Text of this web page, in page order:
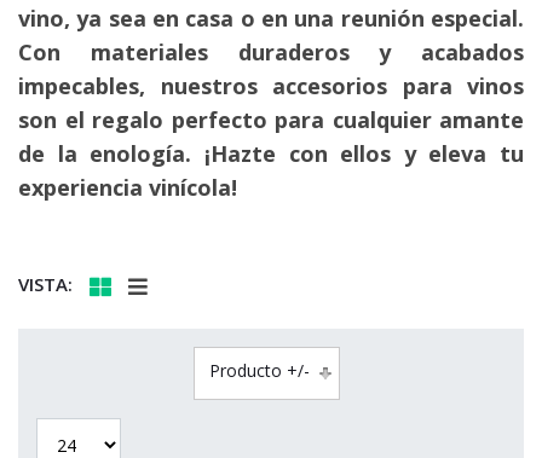
vino, ya sea en casa o en una reunión especial.
Con materiales duraderos y acabados
impecables, nuestros accesorios para vinos
son el regalo perfecto para cualquier amante
de la enología. ¡Hazte con ellos y eleva tu
experiencia vinícola!
VISTA:
Producto +/-